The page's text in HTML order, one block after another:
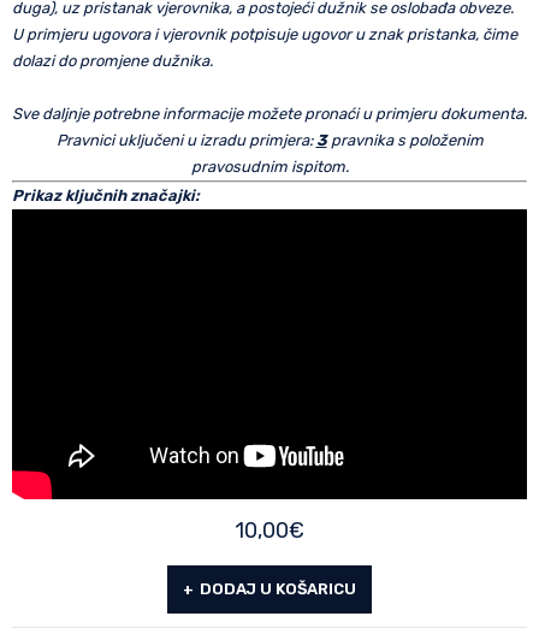
duga), uz pristanak vjerovnika, a postojeći dužnik se oslobađa obveze.
U primjeru ugovora i vjerovnik potpisuje ugovor u znak pristanka, čime
dolazi do promjene dužnika.
Sve daljnje potrebne informacije možete pronaći u primjeru dokumenta.
Pravnici uključeni u izradu primjera: 3pravnika s položenim
pravosudnim ispitom.
Prikaz ključnih značajki:
10,00€
DODAJ U KOŠARICU